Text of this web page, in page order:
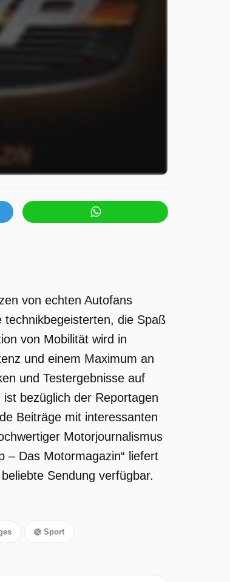
von echten Autofans
technikbegeisterten, die Spaß
von Mobilität wird in
und einem Maximum an
und Testergebnisse auf
bezüglich der Reportagen
Beiträge mit interessanten
Motorjournalismus
– Das Motormagazin“ liefert
Sendung verfügbar.
Sport